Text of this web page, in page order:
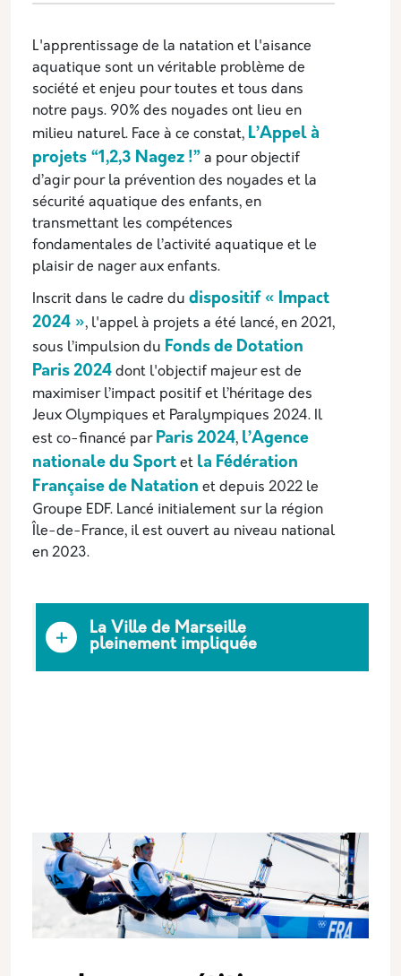
L'apprentissage de la natation et l'aisance
aquatique sont un véritable problème de
société et enjeu pour toutes et tous dans
notre pays. 90% des noyades ont lieu en
milieu naturel. Face à ce constat, L’Appel à
projets “1,2,3 Nagez !” a pour objectif
d’agir pour la prévention des noyades et la
sécurité aquatique des enfants, en
transmettant les compétences
fondamentales de l’activité aquatique et le
plaisir de nager aux enfants.
Inscrit dans le cadre du dispositif « Impact
2024 », l'appel à projets a été lancé, en 2021,
sous l’impulsion du Fonds de Dotation
Paris 2024 dont l'objectif majeur est de
maximiser l’impact positif et l’héritage des
Jeux Olympiques et Paralympiques 2024. Il
est co-financé par Paris 2024, l’Agence
nationale du Sport et la Fédération
Française de Natation et depuis 2022 le
Groupe EDF. Lancé initialement sur la région
Île-de-France, il est ouvert au niveau national
en 2023.
La Ville de Marseille
pleinement impliquée